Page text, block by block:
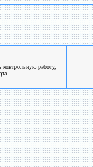
работу,